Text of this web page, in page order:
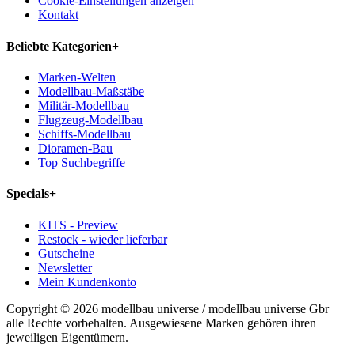
Kontakt
Beliebte Kategorien+
Marken-Welten
Modellbau-Maßstäbe
Militär-Modellbau
Flugzeug-Modellbau
Schiffs-Modellbau
Dioramen-Bau
Top Suchbegriffe
Specials+
KITS - Preview
Restock - wieder lieferbar
Gutscheine
Newsletter
Mein Kundenkonto
Copyright © 2026 modellbau universe / modellbau universe Gbr
alle Rechte vorbehalten. Ausgewiesene Marken gehören ihren
jeweiligen Eigentümern.